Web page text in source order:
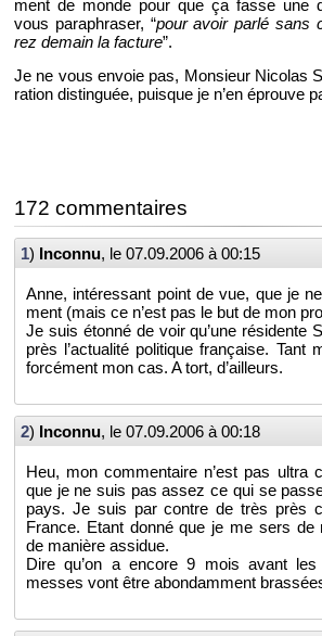
ment de monde pour que ça fasse une
vous pa­ra­phra­ser, “pour avoir parlé sans
rez de­main la fac­ture”.
Je ne vous en­voie pas, Mon­sieur Ni­co­las
ra­tion dis­tin­guée, puisque je n’en éprouve
172 com­men­taires
1) In­connu, le 07.09.2006 à 00:15
Anne, in­té­res­sant point de vue, que je
ment (mais ce n’est pas le but de mon
Je suis étonné de voir qu’une ré­si­dente
près l’ac­tua­lité po­li­tique fran­çaise. Tant
for­cé­ment mon cas. A tort, d’ailleurs.
2) In­connu, le 07.09.2006 à 00:18
Heu, mon com­men­taire n’est pas ultra
que je ne suis pas assez ce qui se
pays. Je suis par contre de très près
France. Etant donné que je me sers de
de ma­nière as­si­due.
Dire qu’on a en­core 9 mois avant
messes vont être abon­dam­ment